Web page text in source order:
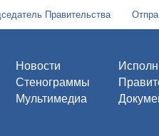
Правительства
Новости
Стенограммы
Мультимедиа